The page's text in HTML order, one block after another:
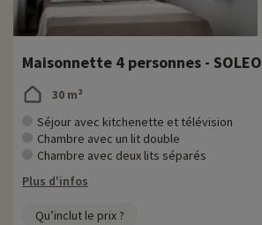
Maisonnette 4 personnes - SOLEO
30 m²
Séjour avec kitchenette et télévision
Chambre avec un lit double
Chambre avec deux lits séparés
Plus d'infos
Qu’inclut le prix ?